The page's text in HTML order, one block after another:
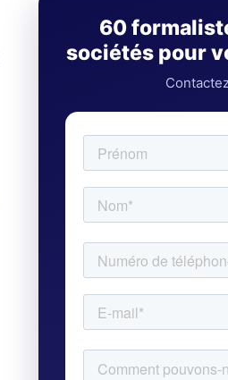
60
sociétés pour